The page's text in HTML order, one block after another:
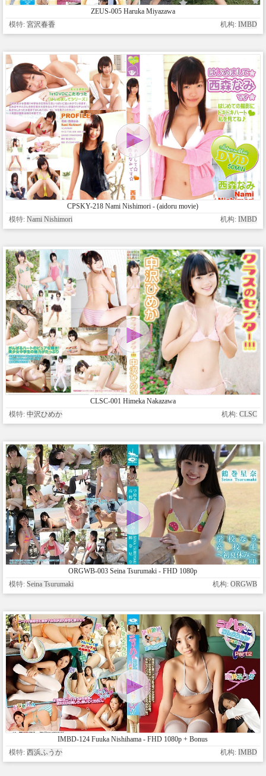
ZEUS-005 Haruka Miyazawa
模特: 宮沢春香 机构: IMBD
CPSKY-218 Nami Nishimori - (aidoru movie)
模特: Nami Nishimori 机构: IMBD
CLSC-001 Himeka Nakazawa
模特: 中沢ひめか 机构: CLSC
ORGWB-003 Seina Tsurumaki - FHD 1080p
模特: Seina Tsurumaki 机构: ORGWB
IMBD-124 Fuuka Nishihama - FHD 1080p + Bonus
模特: 西浜ふうか 机构: IMBD